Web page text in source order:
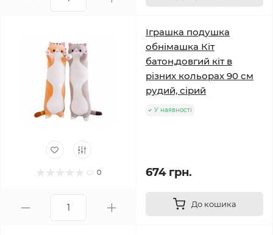
0
Іграшка подушка
обнімашка Кіт
батон,довгий кіт в
різних кольорах 90 см
рудий, сірий
У наявності
674 грн.
До кошика